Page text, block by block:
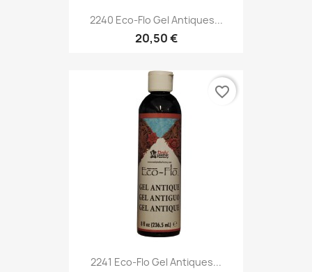
2240 Eco-Flo Gel Antiques...
20,50 €
2241 Eco-Flo Gel Antiques...
favorite_border